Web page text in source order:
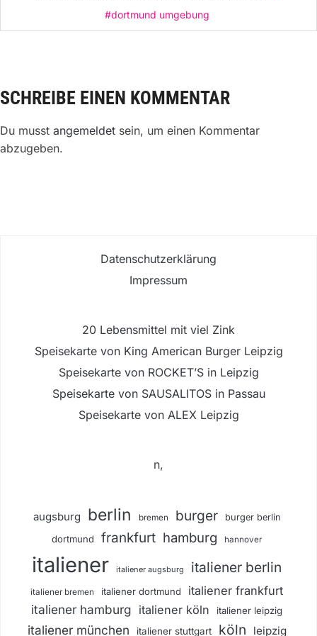
#dortmund umgebung
SCHREIBE EINEN KOMMENTAR
Du musst angemeldet sein, um einen Kommentar
abzugeben.
Datenschutzerklärung
Impressum
20 Lebensmittel mit viel Zink
Speisekarte von King American Burger Leipzig
Speisekarte von ROCKET’S in Leipzig
Speisekarte von SAUSALITOS in Passau
Speisekarte von ALEX Leipzig
n,
augsburg berlin bremen burger burger berlin
dortmund frankfurt hamburg hannover
italiener italiener augsburg italiener berlin
italiener bremen italiener dortmund italiener frankfurt
italiener hamburg italiener köln italiener leipzig
italiener münchen italiener stuttgart köln leipzig